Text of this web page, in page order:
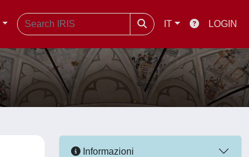
IT LOGIN
Informazioni